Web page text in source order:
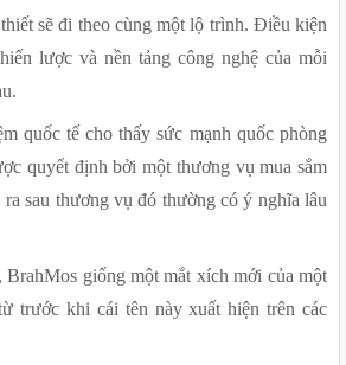
sẽ đi theo cùng một lộ trình. Điều kiện
lược và nền tảng công nghệ của mỗi
quốc tế cho thấy sức mạnh quốc phòng
quyết định bởi một thương vụ mua sắm
sau thương vụ đó thường có ý nghĩa lâu
giống một mắt xích mới của một
trước khi cái tên này xuất hiện trên các